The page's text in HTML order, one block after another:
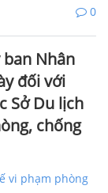
0
Nhân
đối với
Sở Du lịch
chống
vi phạm phòng